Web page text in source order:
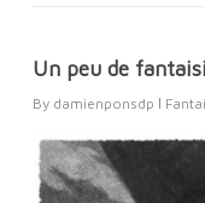
Un peu de
By damienponsdp